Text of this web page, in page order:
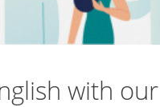
with